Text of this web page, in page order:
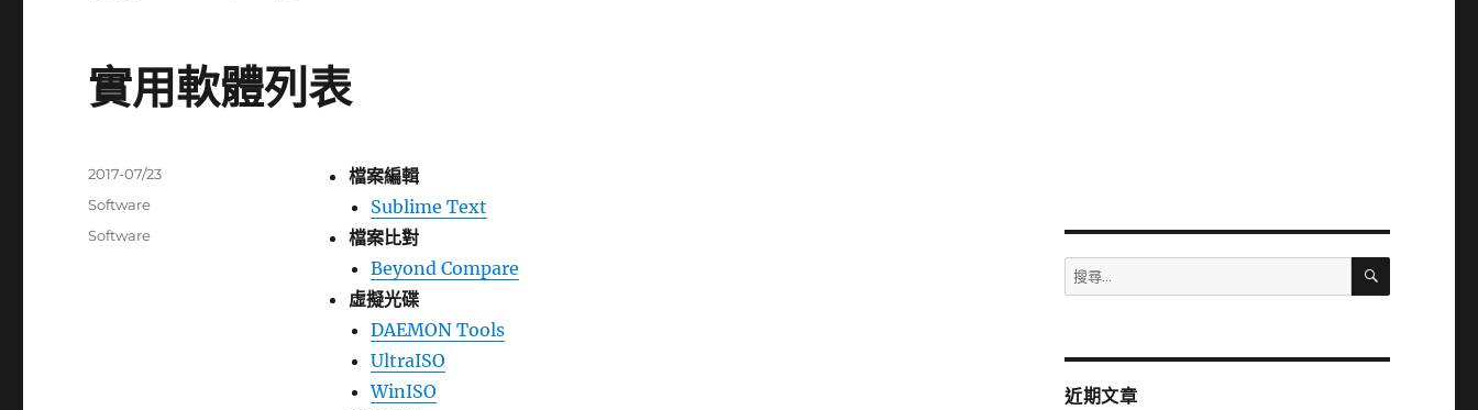
實用軟體列表
檔案編輯
Sublime Text
檔案比對
Beyond Compare
虛擬光碟
DAEMON Tools
UltraISO
WinISO
發
期:
2017-07/23
分
Software
標
Software
搜
尋
字:
搜
近期文章